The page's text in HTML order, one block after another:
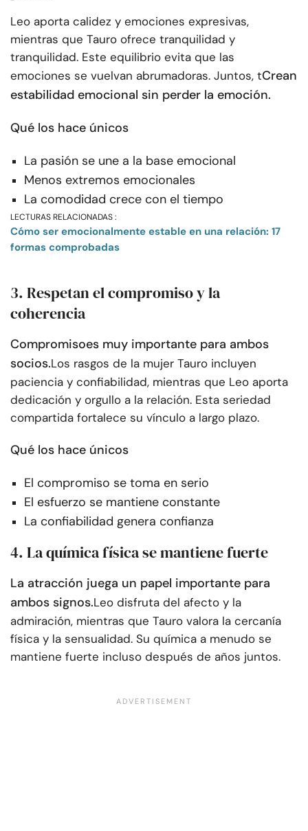
Leo aporta calidez y emociones expresivas,
mientras que Tauro ofrece tranquilidad y
tranquilidad. Este equilibrio evita que las
emociones se vuelvan abrumadoras. Juntos, tCrean
estabilidad emocional sin perder la emoción.
Qué los hace únicos
La pasión se une a la base emocional
Menos extremos emocionales
La comodidad crece con el tiempo
LECTURAS RELACIONADAS :
Cómo ser emocionalmente estable en una relación: 17
formas comprobadas
3. Respetan el compromiso y la
coherencia
Compromisoes muy importante para ambos
socios.Los rasgos de la mujer Tauro incluyen
paciencia y confiabilidad, mientras que Leo aporta
dedicación y orgullo a la relación. Esta seriedad
compartida fortalece su vínculo a largo plazo.
Qué los hace únicos
El compromiso se toma en serio
El esfuerzo se mantiene constante
La confiabilidad genera confianza
4. La química física se mantiene fuerte
La atracción juega un papel importante para
ambos signos.Leo disfruta del afecto y la
admiración, mientras que Tauro valora la cercanía
física y la sensualidad. Su química a menudo se
mantiene fuerte incluso después de años juntos.